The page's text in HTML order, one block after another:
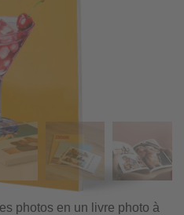
photos en un livre photo à